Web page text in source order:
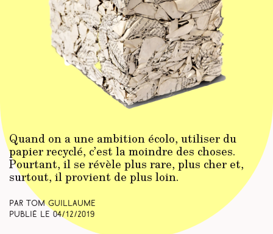
Quand on a une ambition écolo, utiliser du
papier recyclé, c’est la moindre des choses.
Pourtant, il se révèle plus rare, plus cher et,
surtout, il provient de plus loin.
Par Tom Guillaume
Publié le 04/12/2019